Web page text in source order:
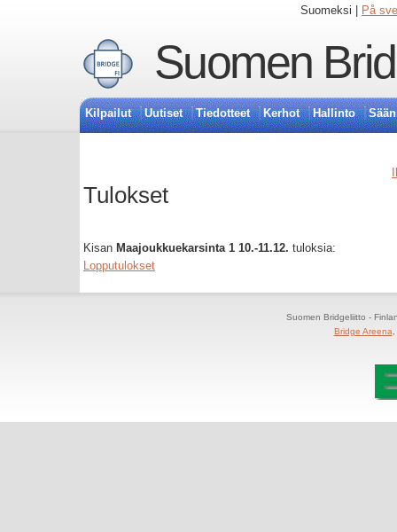
Suomeksi | På
Suomen
Kilpailut Uutiset Tiedotteet Kerhot Hallinto
Tulokset
Kisan Maajoukkuekarsinta 1 10.-11.12. tuloksia:
Lopputulokset
Suomen Bridgeliitto -
Bridge Areena